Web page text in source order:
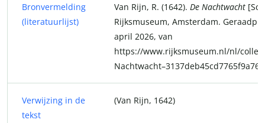
Bronvermelding
(literatuurlijst)
Van Rijn, R. (1642). De Nachtwacht
Rijksmuseum, Amsterdam.
april 2026, van
https://www.rijksmuseum.nl/nl/
Verwijzing in de
tekst
(Van Rijn, 1642)